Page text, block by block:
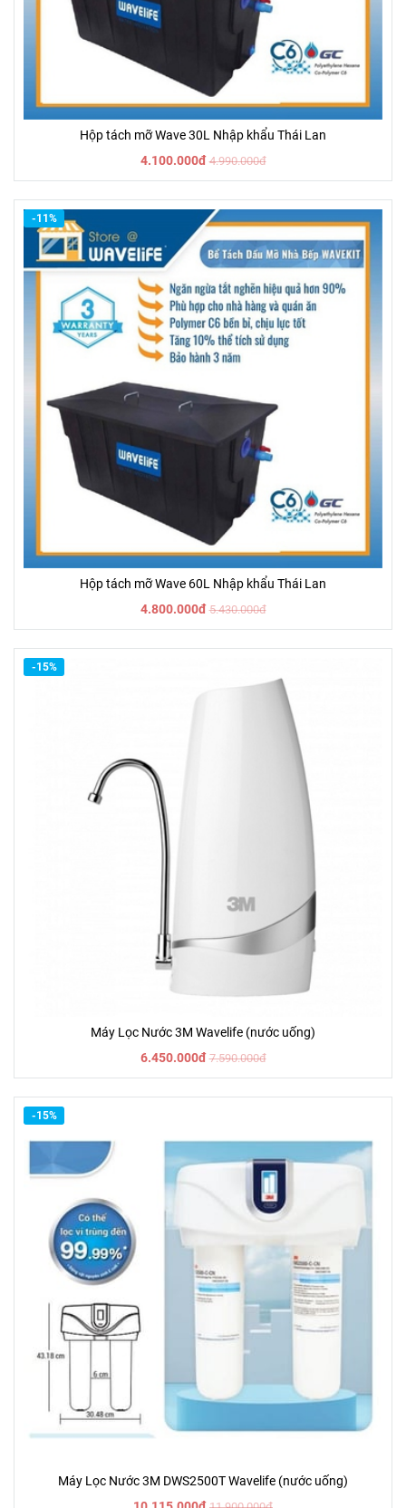
Hộp tách mỡ Wave 30L Nhập khẩu Thái Lan
4.100.000đ 4.990.000đ
Hộp tách mỡ Wave 60L Nhập khẩu Thái Lan
4.800.000đ 5.430.000đ
-11%
Máy Lọc Nước 3M Wavelife (nước uống)
6.450.000đ 7.590.000đ
-15%
Máy Lọc Nước 3M DWS2500T Wavelife (nước uống)
-15%